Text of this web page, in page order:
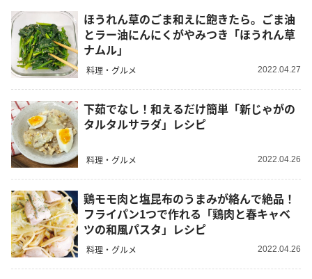
ほうれん草のごま和えに飽きたら。ごま油
とラー油にんにくがやみつき「ほうれん草
ナムル」
料理・グルメ 2022.04.27
下茹でなし！和えるだけ簡単「新じゃがの
タルタルサラダ」レシピ
料理・グルメ 2022.04.26
鶏モモ肉と塩昆布のうまみが絡んで絶品！
フライパン1つで作れる「鶏肉と春キャベ
ツの和風パスタ」レシピ
料理・グルメ 2022.04.26